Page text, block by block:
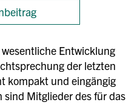
Entwicklung
der letzten
kompakt und eingängig
sind Mitglieder des für das